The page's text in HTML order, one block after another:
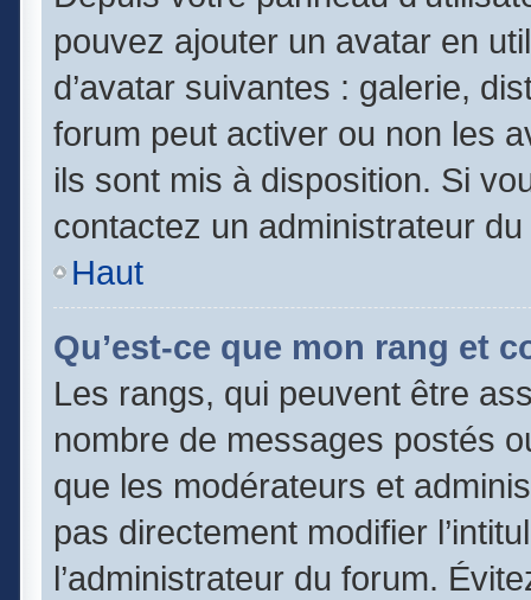
pouvez ajouter un avatar en
d’avatar suivantes : galerie,
forum peut activer ou non les
ils sont mis à disposition. Si
contactez un administrateur
Haut
Qu’est-ce que mon rang et
Les rangs, qui peuvent être
nombre de messages postés
que les modérateurs et
pas directement modifier
l’administrateur du forum.